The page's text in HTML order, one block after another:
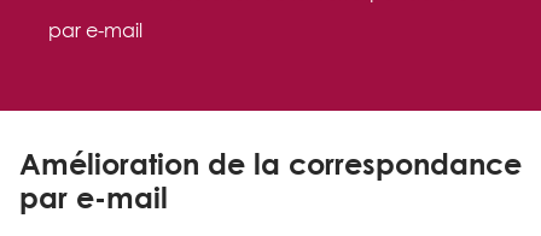
par e-mail
Amélioration de la correspondance
par e-mail